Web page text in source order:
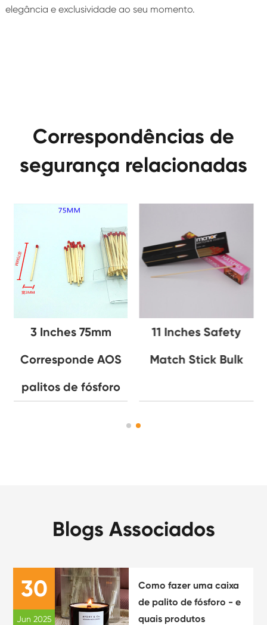
elegância e exclusividade ao seu momento.
Correspondências de
segurança relacionadas
3 Inches 75mm
Corresponde AOS
palitos de fósforo
11 Inches Safety
Match Stick Bulk
Blogs Associados
30
Jun 2025
Como fazer uma caixa
de palito de fósforo - e
quais produtos